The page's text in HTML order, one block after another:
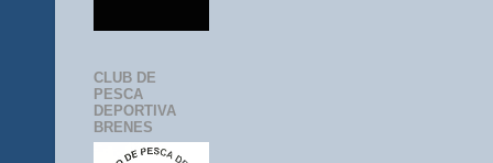
CLUB DE
PESCA
DEPORTIVA
BRENES